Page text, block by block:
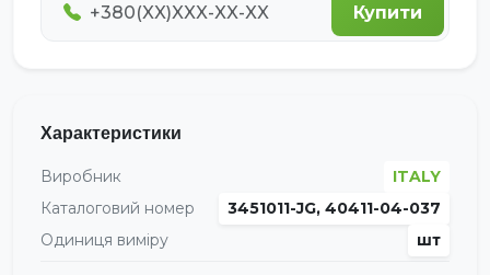
Купити
Характеристики
Виробник
ITALY
Каталоговий номер
3451011-JG, 40411-04-037
Одиниця виміру
шт